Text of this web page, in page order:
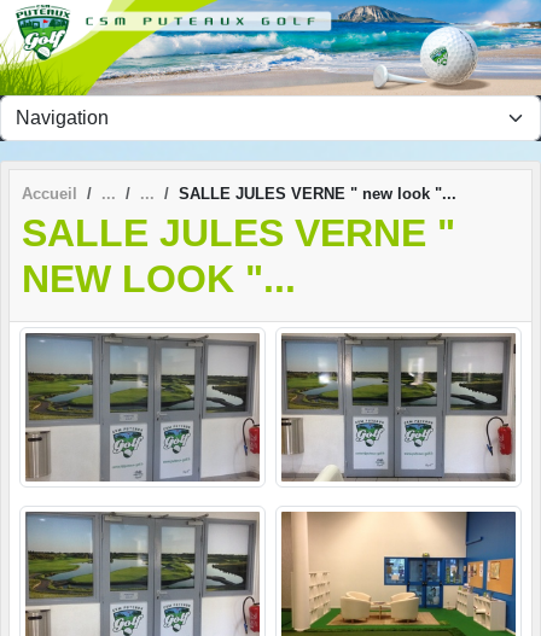
Accueil SALLE JULES VERNE " new look "...
SALLE JULES VERNE "
NEW LOOK "...
Panneau de gestion des cookies